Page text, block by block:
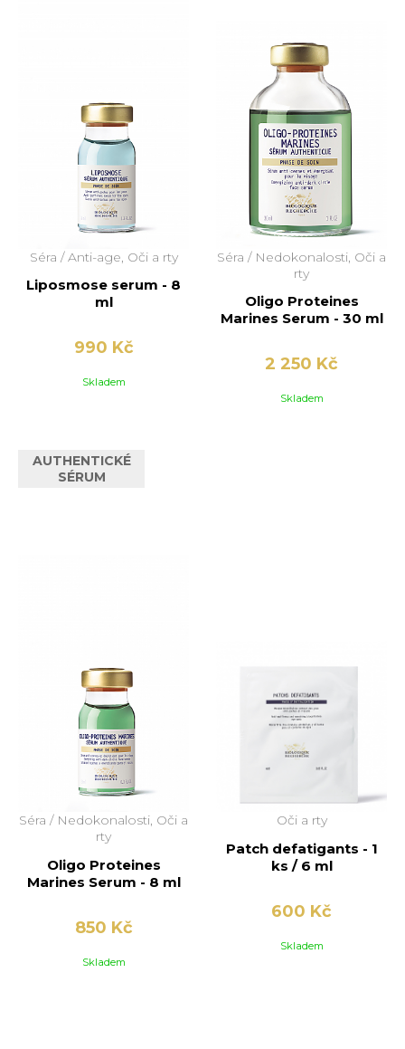
Séra /Anti-age, Oči a rty
Liposmose serum - 8
ml
990 Kč
Skladem
Séra / Nedokonalosti, Oči a
rty
Oligo Proteines
Marines Serum - 30 ml
2 250 Kč
Skladem
AUTHENTICKÉ
SÉRUM
Séra / Nedokonalosti, Oči a
rty
Oligo Proteines
Marines Serum - 8 ml
850 Kč
Skladem
Oči a rty
Patch defatigants - 1
ks / 6 ml
600 Kč
Skladem